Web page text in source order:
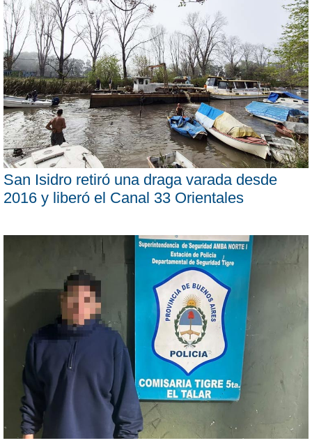
San Isidro retiró una draga varada desde
2016 y liberó el Canal 33 Orientales